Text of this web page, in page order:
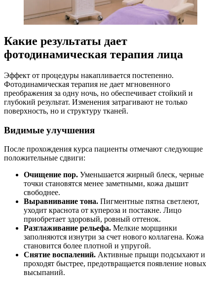
Какие результаты дает
фотодинамическая терапия лица
Эффект от процедуры накапливается постепенно.
Фотодинамическая терапия не дает мгновенного
преображения за одну ночь, но обеспечивает стойкий и
глубокий результат. Изменения затрагивают не только
поверхность, но и структуру тканей.
Видимые улучшения
После прохождения курса пациенты отмечают следующие
положительные сдвиги:
Очищение пор. Уменьшается жирный блеск, черные
точки становятся менее заметными, кожа дышит
свободнее.
Выравнивание тона. Пигментные пятна светлеют,
уходит краснота от купероза и постакне. Лицо
приобретает здоровый, ровный оттенок.
Разглаживание рельефа. Мелкие морщинки
заполняются изнутри за счет нового коллагена. Кожа
становится более плотной и упругой.
Снятие воспалений. Активные прыщи подсыхают и
проходят быстрее, предотвращается появление новых
высыпаний.